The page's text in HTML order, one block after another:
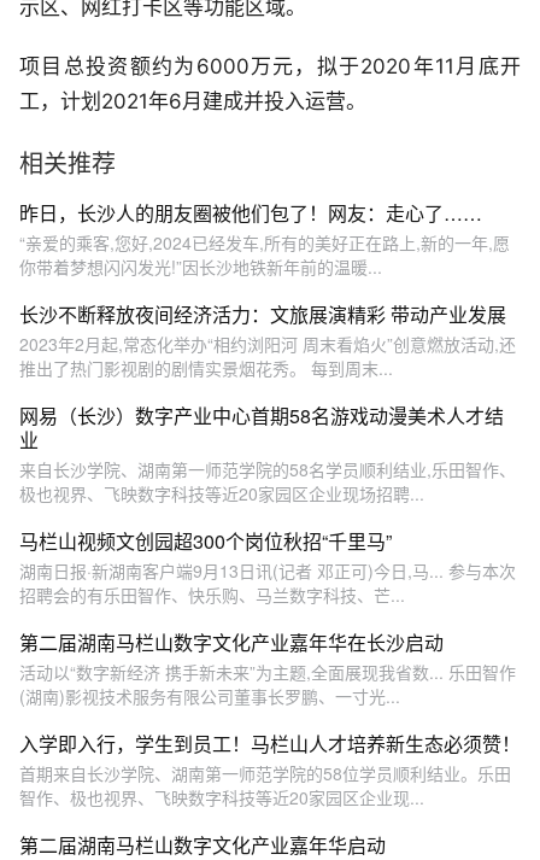
示区、网红打卡区等功能区域。
项目总投资额约为6000万元，拟于2020年11月底开
工，计划2021年6月建成并投入运营。
相关推荐
昨日，长沙人的朋友圈被他们包了！网友：走心了……
“亲爱的乘客,您好,2024已经发车,所有的美好正在路上,新的一年,愿
你带着梦想闪闪发光!”因长沙地铁新年前的温暖...
长沙不断释放夜间经济活力：文旅展演精彩 带动产业发展
2023年2月起,常态化举办“相约浏阳河 周末看焰火”创意燃放活动,还
推出了热门影视剧的剧情实景烟花秀。 每到周末...
网易（长沙）数字产业中心首期58名游戏动漫美术人才结
业
来自长沙学院、湖南第一师范学院的58名学员顺利结业,乐田智作、
极也视界、飞映数字科技等近20家园区企业现场招聘...
马栏山视频文创园超300个岗位秋招“千里马”
湖南日报·新湖南客户端9月13日讯(记者 邓正可)今日,马... 参与本次
招聘会的有乐田智作、快乐购、马兰数字科技、芒...
第二届湖南马栏山数字文化产业嘉年华在长沙启动
活动以“数字新经济 携手新未来”为主题,全面展现我省数... 乐田智作
(湖南)影视技术服务有限公司董事长罗鹏、一寸光...
入学即入行，学生到员工！马栏山人才培养新生态必须赞！
首期来自长沙学院、湖南第一师范学院的58位学员顺利结业。乐田
智作、极也视界、飞映数字科技等近20家园区企业现...
第二届湖南马栏山数字文化产业嘉年华启动